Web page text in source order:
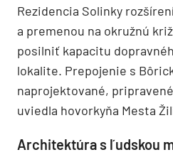
Rezidencia Solinky
a premenou na okružnú
posilniť kapacitu
lokalite. Prepojenie s
naprojektované,
uviedla hovorkyňa Mesta
Architektúra s ľudskou